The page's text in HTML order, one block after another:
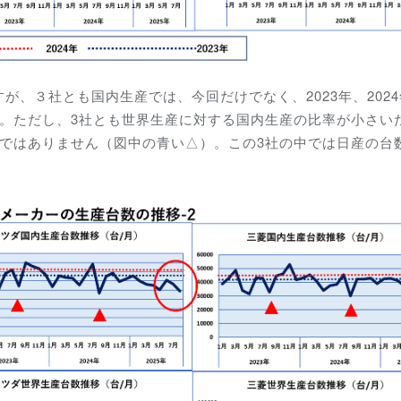
、３社とも国内生産では、今回だけでなく、2023年、
ただし、3社とも世界生産に対する国内生産の比率が小さい
はありません（図中の青い△）。この3社の中では日産の台